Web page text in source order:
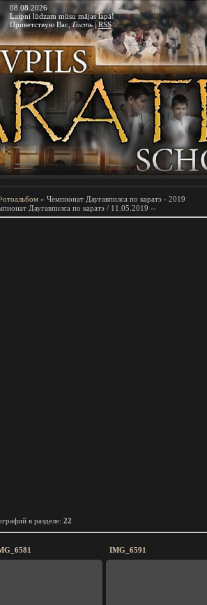
08.08.2026
Laipni lūdzam mūsu mājas lapā!
Приветствую Вас ,Гость|RSS
» Чемпионат Даугавпилса по каратэ - 2019
Даугавпилса по каратэ / 11.05.2019 --
в разделе: 22
IMG_6591